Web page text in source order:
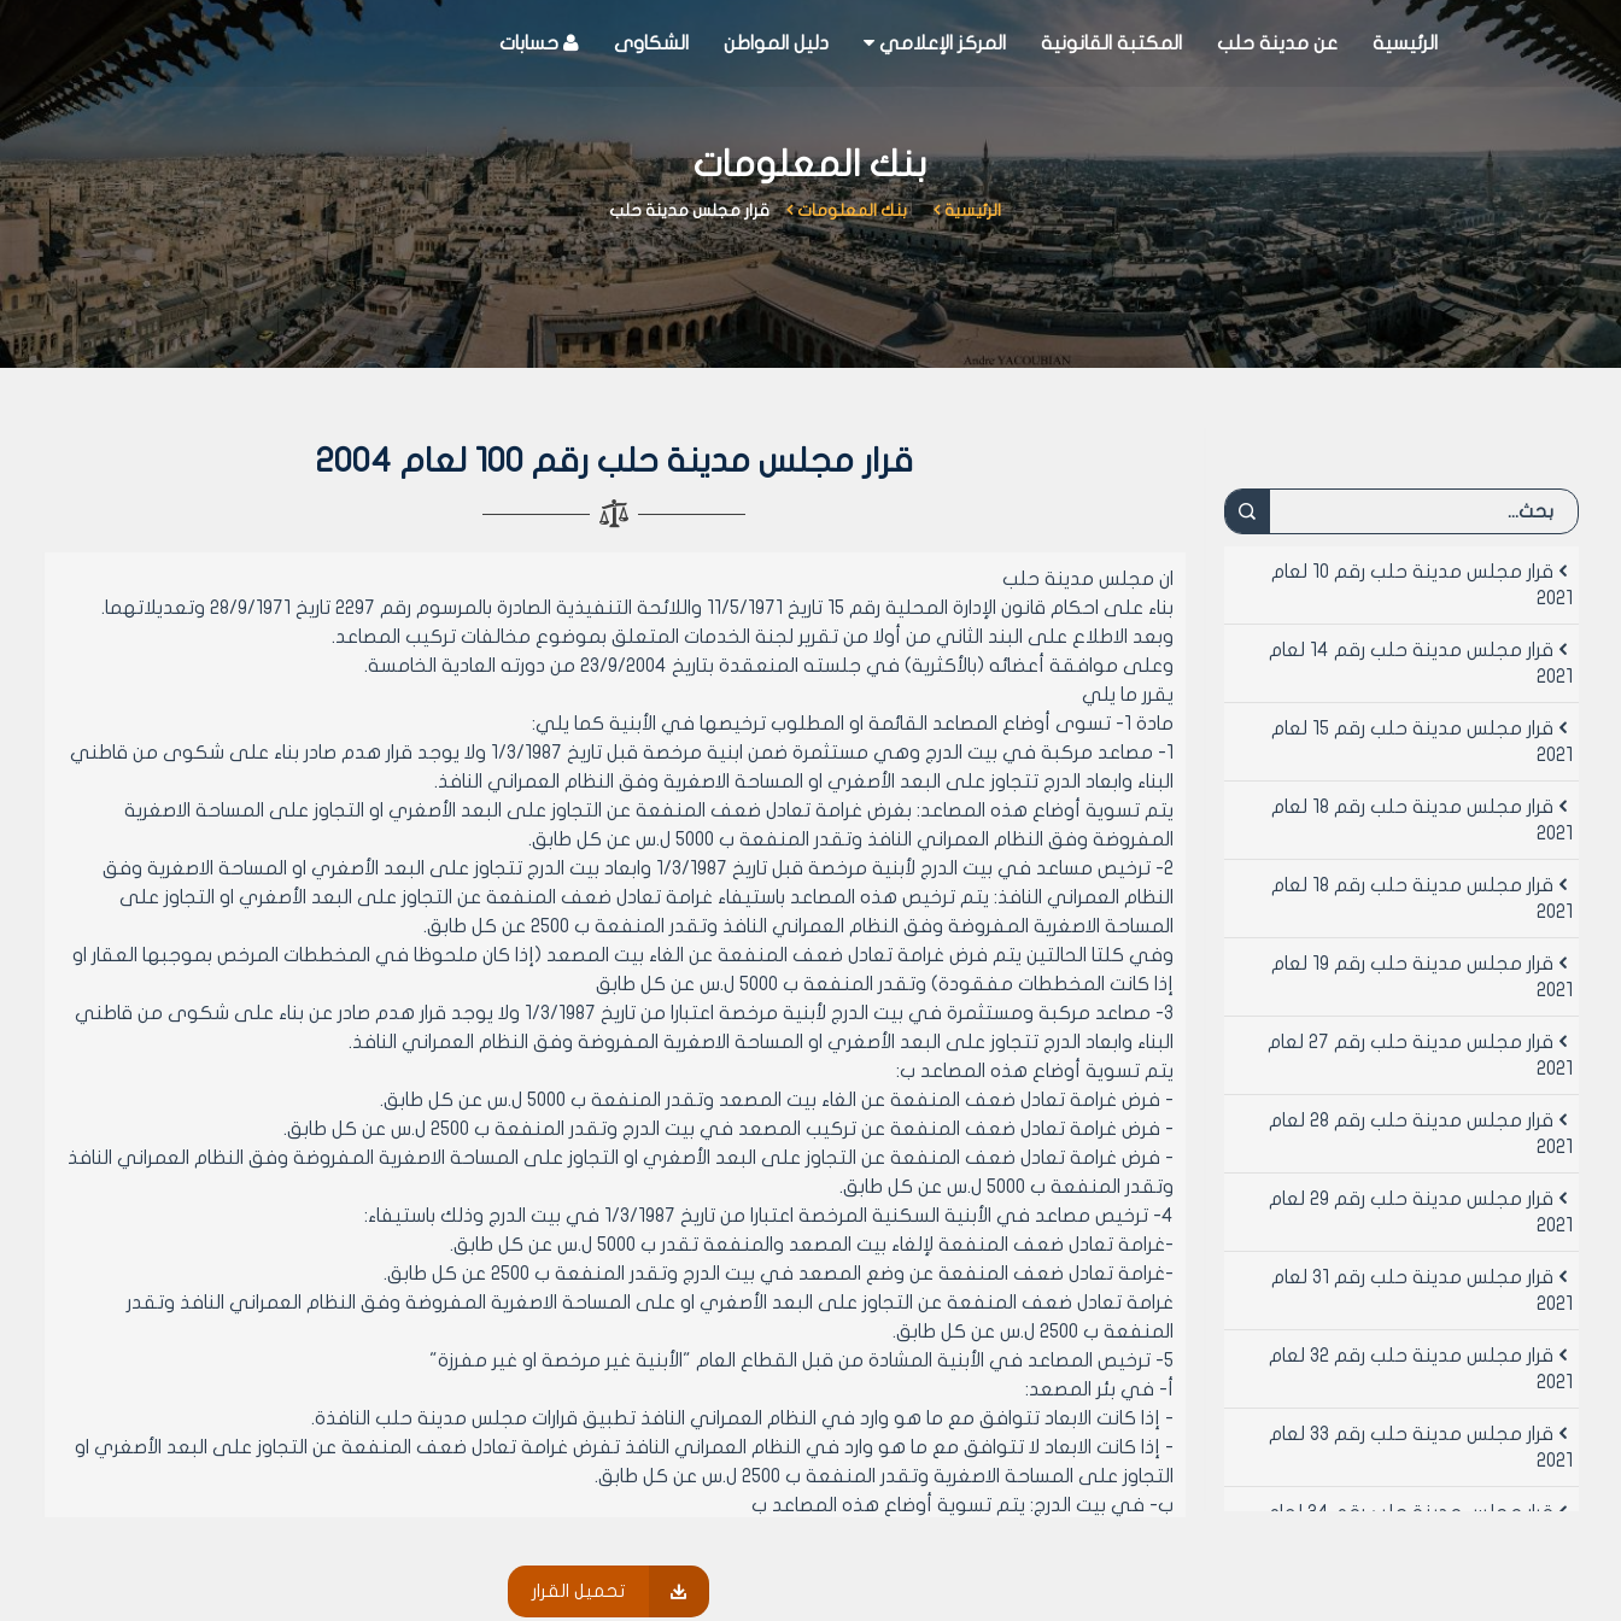
الرئيسية عن مدينة حلب المكتبة القانونية المركز الإعلامي دليل المواطن الشكاوى حسابات
بنك المعلومات
الرئيسية بنك المعلومات قرار مجلس مدينة حلب
قرار مجلس مدينة حلب رقم 100 لعام 2004
ان مجلس مدينة حلب
بناء على احكام قانون الإدارة المحلية رقم 15 تاريخ 11/5/1971 واللائحة التنفيذية الصادرة بالمرسوم رقم 2297 تاريخ 28/9/1971 وتعديلاتهما.
وبعد الاطلاع على البند الثاني من أولا من تقرير لجنة الخدمات المتعلق بموضوع مخالفات تركيب المصاعد.
وعلى موافقة أعضائه (بالأكثرية) في جلسته المنعقدة بتاريخ 23/9/2004 من دورته العادية الخامسة.
يقرر ما يلي
مادة 1- تسوى أوضاع المصاعد القائمة او المطلوب ترخيصها في الأبنية كما يلي:
1- مصاعد مركبة في بيت الدرج وهي مستثمرة ضمن ابنية مرخصة قبل تاريخ 1/3/1987 ولا يوجد قرار هدم صادر بناء على شكوى من قاطني
البناء وابعاد الدرج تتجاوز على البعد الأصغري او المساحة الاصغرية وفق النظام العمراني النافذ.
يتم تسوية أوضاع هذه المصاعد: بغرض غرامة تعادل ضعف المنفعة عن التجاوز على البعد الأصغري او التجاوز على المساحة الاصغرية
المفروضة وفق النظام العمراني النافذ وتقدر المنفعة ب 5000 ل.س عن كل طابق.
2- ترخيص مساعد في بيت الدرج لأبنية مرخصة قبل تاريخ 1/3/1987 وابعاد بيت الدرج تتجاوز على البعد الأصغري او المساحة الاصغرية وفق
النظام العمراني النافذ: يتم ترخيص هذه المصاعد باستيفاء غرامة تعادل ضعف المنفعة عن التجاوز على البعد الأصغري او التجاوز على
المساحة الاصغرية المفروضة وفق النظام العمراني النافذ وتقدر المنفعة ب 2500 عن كل طابق.
وفي كلتا الحالتين يتم فرض غرامة تعادل ضعف المنفعة عن الغاء بيت المصعد (إذا كان ملحوظا في المخططات المرخص بموجبها العقار او
إذا كانت المخططات مفقودة) وتقدر المنفعة ب 5000 ل.س عن كل طابق
3- مصاعد مركبة ومستثمرة في بيت الدرج لأبنية مرخصة اعتبارا من تاريخ 1/3/1987 ولا يوجد قرار هدم صادر عن بناء على شكوى من قاطني
البناء وابعاد الدرج تتجاوز على البعد الأصغري او المساحة الاصغرية المفروضة وفق النظام العمراني النافذ.
يتم تسوية أوضاع هذه المصاعد ب:
- فرض غرامة تعادل ضعف المنفعة عن الغاء بيت المصعد وتقدر المنفعة ب 5000 ل.س عن كل طابق.
- فرض غرامة تعادل ضعف المنفعة عن تركيب المصعد في بيت الدرج وتقدر المنفعة ب 2500 ل.س عن كل طابق.
- فرض غرامة تعادل ضعف المنفعة عن التجاوز على البعد الأصغري او التجاوز على المساحة الاصغرية المفروضة وفق النظام العمراني النافذ
وتقدر المنفعة ب 5000 ل.س عن كل طابق.
4- ترخيص مصاعد في الأبنية السكنية المرخصة اعتبارا من تاريخ 1/3/1987 في بيت الدرج وذلك باستيفاء:
-غرامة تعادل ضعف المنفعة لإلغاء بيت المصعد والمنفعة تقدر ب 5000 ل.س عن كل طابق.
-غرامة تعادل ضعف المنفعة عن وضع المصعد في بيت الدرج وتقدر المنفعة ب 2500 عن كل طابق.
غرامة تعادل ضعف المنفعة عن التجاوز على البعد الأصغري او على المساحة الاصغرية المفروضة وفق النظام العمراني النافذ وتقدر
المنفعة ب 2500 ل.س عن كل طابق.
5- ترخيص المصاعد في الأبنية المشادة من قبل القطاع العام "الأبنية غير مرخصة او غير مفرزة"
أ‌- في بئر المصعد:
- إذا كانت الابعاد تتوافق مع ما هو وارد في النظام العمراني النافذ تطبيق قرارات مجلس مدينة حلب النافذة.
- إذا كانت الابعاد لا تتوافق مع ما هو وارد في النظام العمراني النافذ تفرض غرامة تعادل ضعف المنفعة عن التجاوز على البعد الأصغري او
التجاوز على المساحة الاصغرية وتقدر المنفعة ب 2500 ل.س عن كل طابق.
ب- في بيت الدرج: يتم تسوية أوضاع هذه المصاعد ب
- فرض غرامة تعادل ضعف المنفعة عن تركيب المصعد في بيت الدرج وتقدر المنفعة ب 2500 ل.س عن كل طابق.
- فرض غرامة تعادل ضعف المنفعة عن التجاوز على البعد الأصغري او التجاوز على المساحة الاصغرية المفروضة وفق النظام العمراني النافذ
تحميل القرار
قرار مجلس مدينة حلب رقم 10 لعام
2021
قرار مجلس مدينة حلب رقم 14 لعام
2021
قرار مجلس مدينة حلب رقم 15 لعام
2021
قرار مجلس مدينة حلب رقم 18 لعام
2021
قرار مجلس مدينة حلب رقم 18 لعام
2021
قرار مجلس مدينة حلب رقم 19 لعام
2021
قرار مجلس مدينة حلب رقم 27 لعام
2021
قرار مجلس مدينة حلب رقم 28 لعام
2021
قرار مجلس مدينة حلب رقم 29 لعام
2021
قرار مجلس مدينة حلب رقم 31 لعام
2021
قرار مجلس مدينة حلب رقم 32 لعام
2021
قرار مجلس مدينة حلب رقم 33 لعام
2021
قرار مجلس مدينة حلب رقم 34 لعام